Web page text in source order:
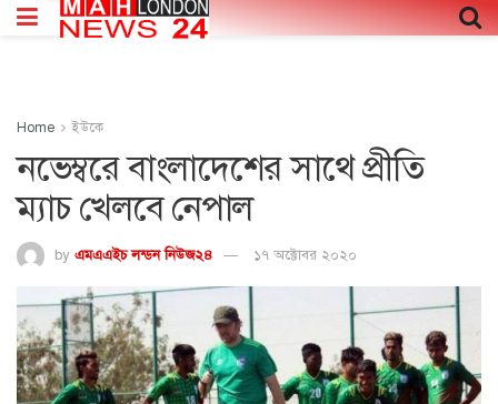
Home ইউকে
নভেম্বরে বাংলাদেশের সাথে প্রীতি
ম্যাচ খেলবে নেপাল
by এমএএইচ লন্ডন নিউজ২৪ ১৭ অক্টোবর ২০২০